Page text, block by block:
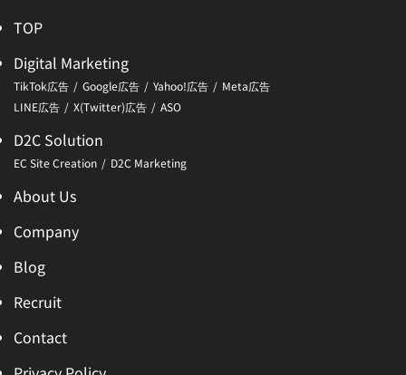
TOP
Digital Marketing
TikTok広告 Google広告 Yahoo!広告
Meta広告
LINE広告
X(Twitter)広告 ASO
D2C Solution
EC Site Creation D2C Marketing
About Us
Company
Blog
Recruit
Contact